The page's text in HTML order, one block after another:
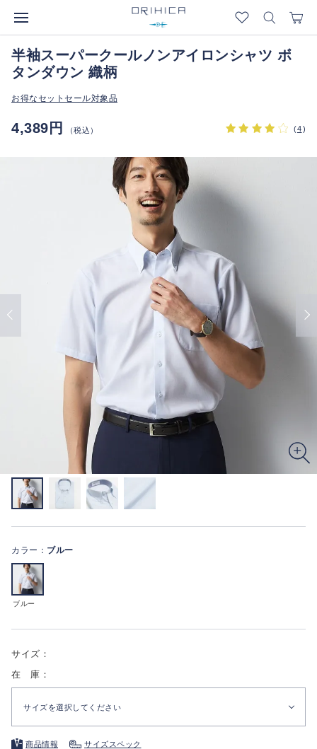
半袖スーパークールノンアイロンシャツ ボ
タンダウン 織柄
お得なセットセール対象品
4,389円 （税込） (4)
カラー： ブルー
ブルー
サイズ：
在 庫：
サイズを選択してください
商品情報 サイズスペック